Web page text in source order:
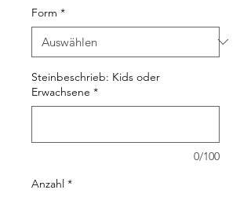
Form *
Steinbeschrieb: Kids oder
Erwachsene *
0/100
Anzahl *